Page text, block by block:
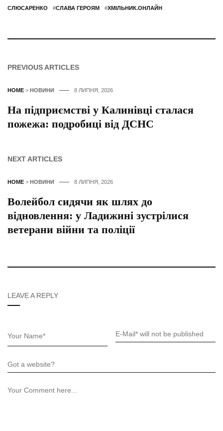
СЛЮСАРЕНКО
#СЛАВА ГЕРОЯМ #ХМІЛЬНИК.ОНЛАЙН
PREVIOUS ARTICLES
HOME > НОВИНИ 8 ЛИПНЯ, 2026
На підприємстві у Калинівці сталася
пожежа: подробиці від ДСНС
NEXT ARTICLES
HOME > НОВИНИ 8 ЛИПНЯ, 2026
Волейбол сидячи як шлях до
відновлення: у Ладижині зустрілися
ветерани війни та поліції
LEAVE A REPLY